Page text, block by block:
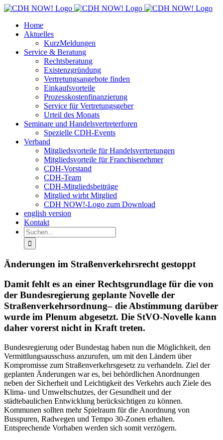
Zum
springenHome
Aktuelles
KurzMeldungen
Service & Beratung
Rechtsberatung
Existenzgründung
Vertretungsangebote finden
Einkaufsvorteile
Prozesskostenfinanzierung
Service für Vertretungsgeber
Urteil des Monats
Seminare und Handelsvertreterforen
Spezielle CDH-Events
Verband
Mitgliedsvorteile für Handelsvertretungen
Mitgliedsvorteile für Franchisenehmer
CDH-Vorstand
CDH-Team
CDH-Mitgliedsbeiträge
Mitglied wirbt Mitglied
CDH NOW!-Logo zum Download
english version
Kontakt
Suche
nach:
Änderungen im Straßenverkehrsrecht gestoppt
Damit fehlt es an einer Rechtsgrundlage für die von
der Bundesregierung geplante Novelle der
Straßenverkehrsordnung– die Abstimmung darüber
wurde im Plenum abgesetzt. Die StVO-Novelle kann
daher vorerst nicht in Kraft treten.
Bundesregierung oder Bundestag haben nun die Möglichkeit, den
Vermittlungsausschuss anzurufen, um mit den Ländern über
Kompromisse zum Straßenverkehrsgesetz zu verhandeln. Ziel der
geplanten Änderungen war es, bei behördlichen Anordnungen
neben der Sicherheit und Leichtigkeit des Verkehrs auch Ziele des
Klima- und Umweltschutzes, der Gesundheit und der
städtebaulichen Entwicklung berücksichtigen zu können.
Kommunen sollten mehr Spielraum für die Anordnung von
Busspuren, Radwegen und Tempo 30-Zonen erhalten.
Entsprechende Vorhaben werden sich somit verzögern.